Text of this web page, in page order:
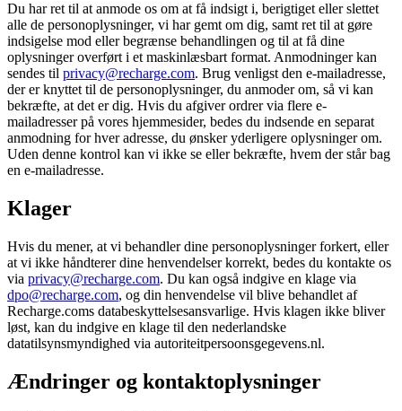
Du har ret til at anmode os om at få indsigt i, berigtiget eller slettet
alle de personoplysninger, vi har gemt om dig, samt ret til at gøre
indsigelse mod eller begrænse behandlingen og til at få dine
oplysninger overført i et maskinlæsbart format. Anmodninger kan
sendes til privacy@recharge.com. Brug venligst den e-mailadresse,
der er knyttet til de personoplysninger, du anmoder om, så vi kan
bekræfte, at det er dig. Hvis du afgiver ordrer via flere e-
mailadresser på vores hjemmesider, bedes du indsende en separat
anmodning for hver adresse, du ønsker yderligere oplysninger om.
Uden denne kontrol kan vi ikke se eller bekræfte, hvem der står bag
en e-mailadresse.
Klager
Hvis du mener, at vi behandler dine personoplysninger forkert, eller
at vi ikke håndterer dine henvendelser korrekt, bedes du kontakte os
via privacy@recharge.com. Du kan også indgive en klage via
dpo@recharge.com, og din henvendelse vil blive behandlet af
Recharge.coms databeskyttelsesansvarlige. Hvis klagen ikke bliver
løst, kan du indgive en klage til den nederlandske
datatilsynsmyndighed via autoriteitpersoonsgegevens.nl.
Ændringer og kontaktoplysninger